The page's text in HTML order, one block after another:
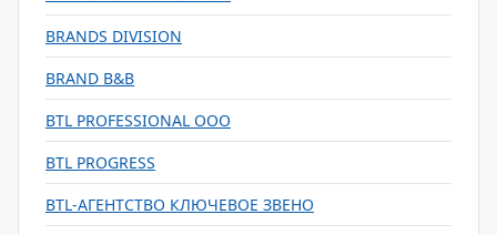
BRANDS DIVISION
BRAND B&B
BTL PROFESSIONAL OOO
BTL PROGRESS
BTL-АГЕНТСТВО КЛЮЧЕВОЕ ЗВЕНО